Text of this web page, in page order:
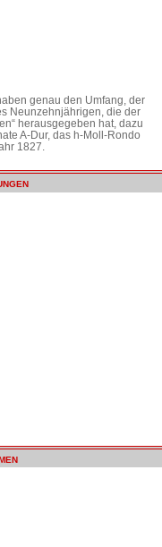
genau den Umfang, der
Neunzehnjährigen, die der
herausgegeben hat, dazu
A-Dur, das h-Moll-Rondo
1827.